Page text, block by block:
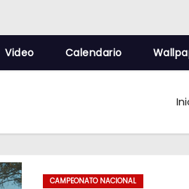
Video Calendario
CAMPEONATO NACIONAL